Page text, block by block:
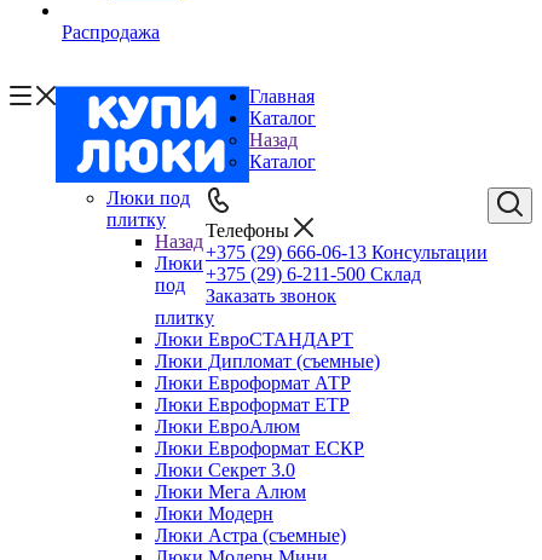
Распродажа
Телефоны
+375 (29) 666-06-13 Консультации
+375 (29) 6-211-500 Склад
Заказать звонок
Главная
Каталог
Назад
Каталог
Люки под
плитку
Назад
Люки
под
плитку
Люки ЕвроСТАНДАРТ
Люки Дипломат (съемные)
Люки Евроформат АТР
Люки Евроформат ЕТР
Люки ЕвроАлюм
Люки Евроформат ЕСКР
Люки Секрет 3.0
Люки Мега Алюм
Люки Модерн
Люки Астра (съемные)